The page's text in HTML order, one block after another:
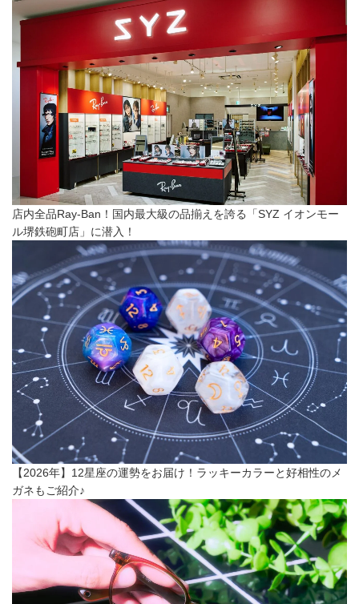
店内全品Ray-Ban！国内最大級の品揃えを誇る「SYZ イオンモー
ル堺鉄砲町店」に潜入！
【2026年】12星座の運勢をお届け！ラッキーカラーと好相性のメ
ガネもご紹介♪